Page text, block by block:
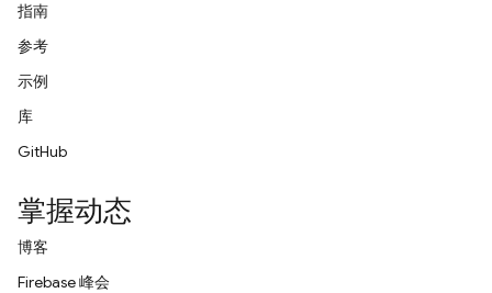
指南
参考
示例
库
GitHub
掌握动态
博客
Firebase 峰会